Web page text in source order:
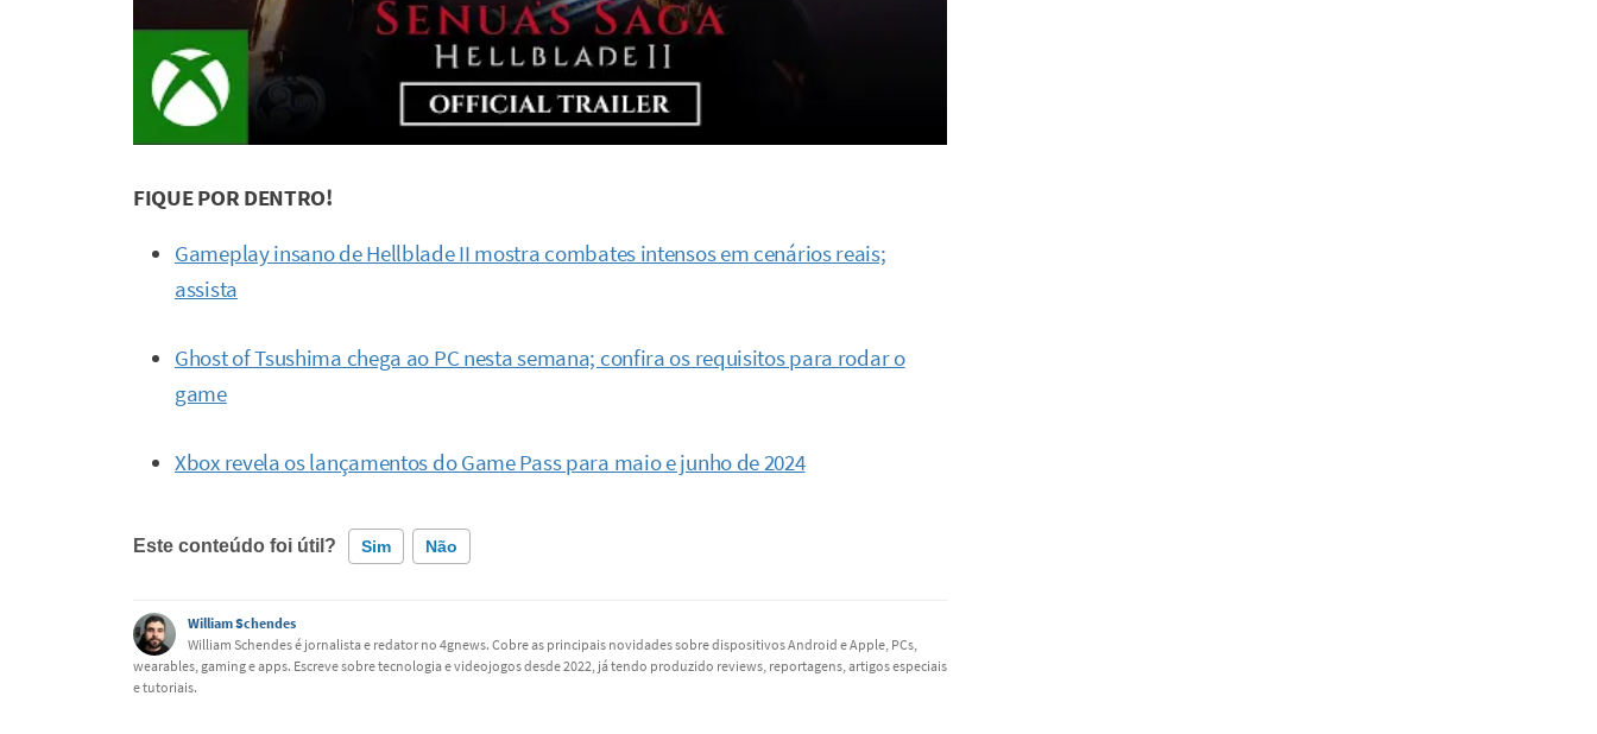
FIQUE POR DENTRO!
Gameplay insano de Hellblade II mostra combates intensos em cenários reais;
assista
Ghost of Tsushima chega ao PC nesta semana; confira os requisitos para rodar o
game
Xbox revela os lançamentos do Game Pass para maio e junho de 2024
Este conteúdo foi útil? Sim Não
Este conteúdo contém informação incorreta
Este conteúdo não tem a informação que procuro
William Schendes
William Schendes é jornalista e redator no 4gnews. Cobre as principais novidades sobre dispositivos Android e Apple, PCs,
wearables, gaming e apps. Escreve sobre tecnologia e videojogos desde 2022, já tendo produzido reviews, reportagens, artigos especiais
e tutoriais.